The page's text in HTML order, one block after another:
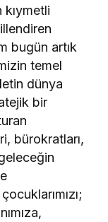
bugün artık
temel
dünya
bir
bürokratları,